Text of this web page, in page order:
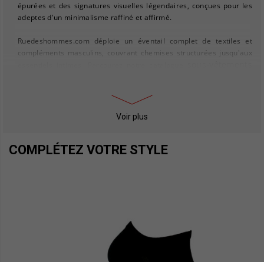
épurées et des signatures visuelles légendaires, conçues pour les
adeptes d'un minimalisme raffiné et affirmé.
Ruedeshommes.com déploie un éventail complet de textiles et
compléments masculins, couvrant chemises structurées jusqu'aux
Pour construire une silhouette harmonieuse, mariez vos jeans
sweats homme
chaussettes homme, proposées dans une diversité chromatique
visuel, dialoguant naturellement avec l'univers esthétique Calvin
Composition détendue ou ensemble structuré,
Calvin Klein Jeans
Voir plus
COMPLÉTEZ VOTRE STYLE